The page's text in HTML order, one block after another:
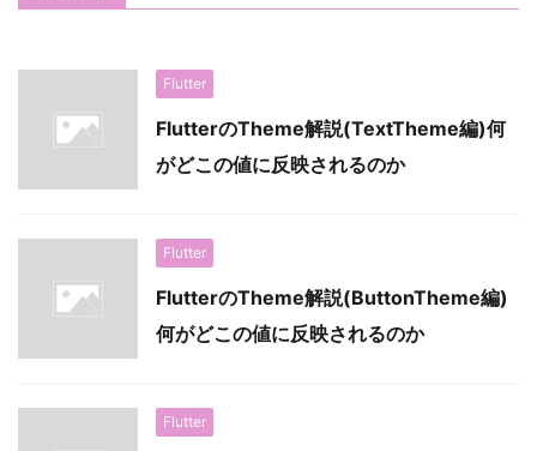
Flutter
FlutterのTheme解説(TextTheme編)何
がどこの値に反映されるのか
Flutter
FlutterのTheme解説(ButtonTheme編)
何がどこの値に反映されるのか
Flutter